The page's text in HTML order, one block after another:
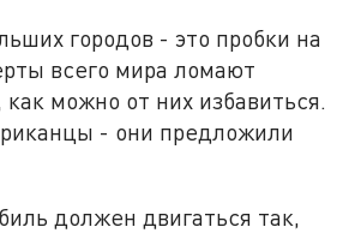
городов - это пробки на
всего мира ломают
можно от них избавиться.
- они предложили
должен двигаться так,